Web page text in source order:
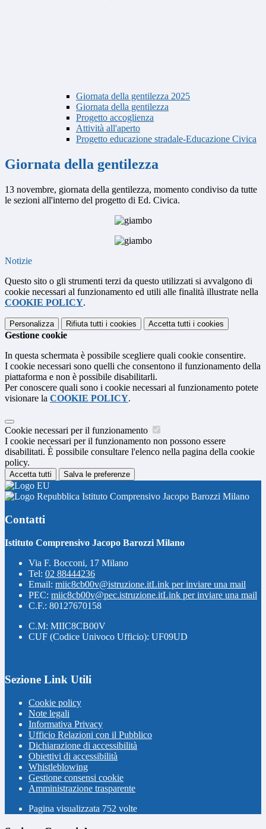
Giornata della gentilezza 2025
Giornata della gentilezza
Progetto accoglienza
Attività all'aperto
Progetto educazione stradale-Educazione Civica
Giornata della gentilezza
13 novembre, giornata della gentilezza, momento condiviso da tutte
le sezioni all'interno del progetto di Ed. Civica.
Notizie
Questo sito o gli strumenti terzi da questo utilizzati si avvalgono di
cookie necessari al funzionamento ed utili alle finalità illustrate nella
COOKIE POLICY.
Personalizza Rifiuta tutti i cookies Accetta tutti i cookies
Gestione cookie
In questa schermata è possibile scegliere quali cookie consentire.
I cookie necessari sono quelli che consentono il funzionamento della
piattaforma e non è possibile disabilitarli.
Per conoscere quali sono i cookie necessari al funzionamento potete
visionare la COOKIE POLICY.
Cookie necessari per il funzionamento
I cookie necessari per il funzionamento non possono essere
disabilitati. È possibile consultare l'elenco nella pagina della cookie
policy.
Accetta tutti Salva le preferenze
Istituto Comprensivo Jacopo Barozzi Milano
Contatti
Istituto Comprensivo Jacopo Barozzi Milano
Via F. Bocconi, 17 Milano
Tel: 02 88444236
Email: miic8cb00v@istruzione.itLink per inviare una mail
PEC: miic8cb00v@pec.istruzione.itLink per inviare una mail
C.F.: 80127670158
C.M: MIIC8CB00V
CUF (Codice Univoco Ufficio): UF09UD
Sezione Link Utili
Cookie policy
Note legali
Informativa Privacy
Ufficio Relazioni con il Pubblico
Dichiarazione di accessibilità
Obiettivi di accessibilità
Whistleblowing
Gestione consensi cookie
Amministrazione trasparente
Pagina visualizzata 752 volte